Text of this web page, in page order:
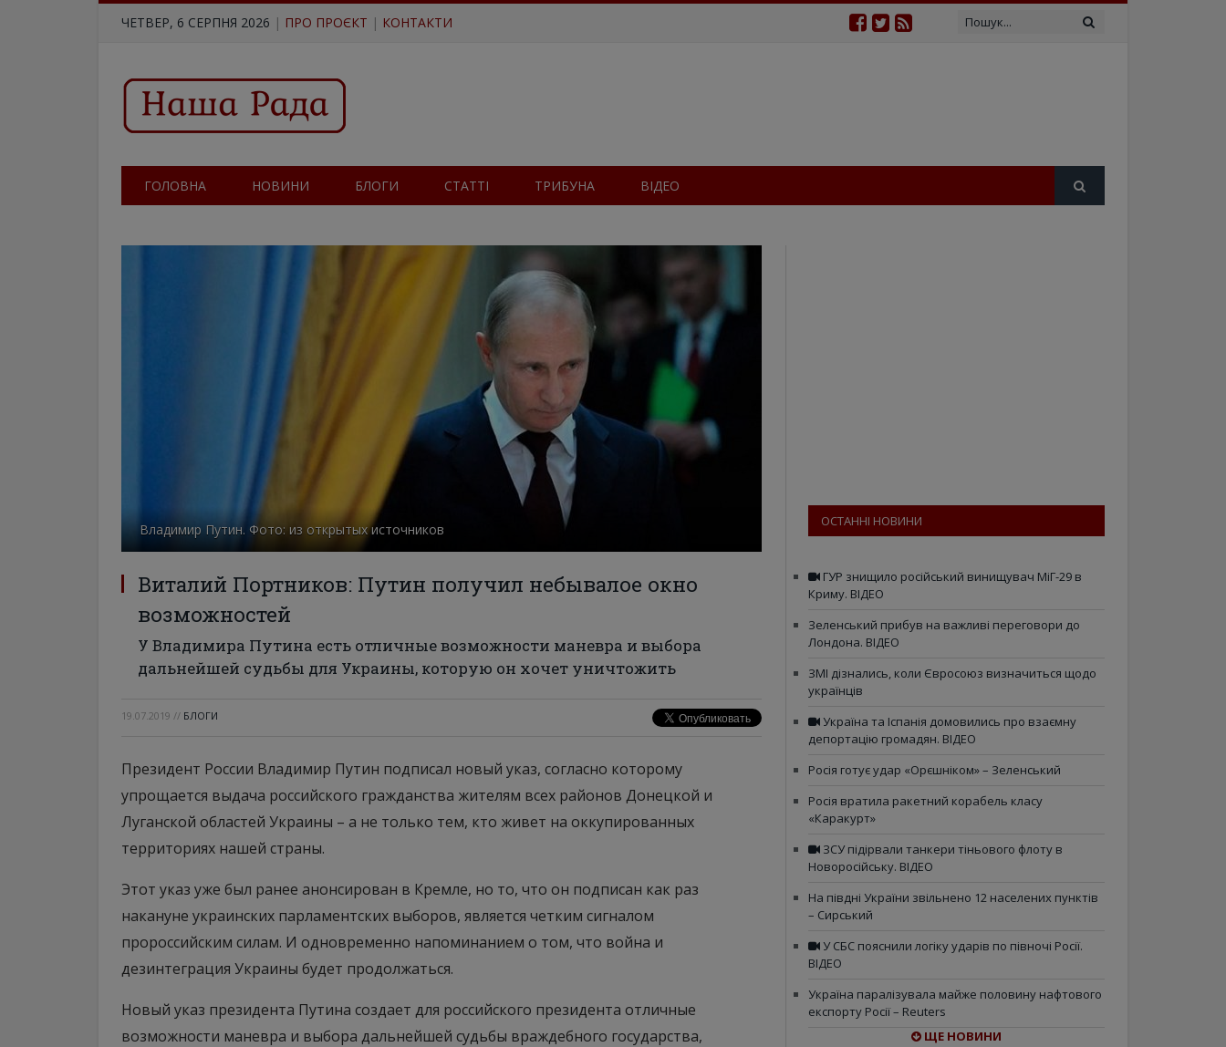
ЧЕТВЕР, 6 СЕРПНЯ 2026 | ПРО ПРОЄКТ | КОНТАКТИ
ГОЛОВНА НОВИНИ БЛОГИ СТАТТІ ТРИБУНА ВІДЕО
Владимир Путин. Фото: из открытых источников
Виталий Портников: Путин получил небывалое окно
возможностей
У Владимира Путина есть отличные возможности маневра и выбора
дальнейшей судьбы для Украины, которую он хочет уничтожить
19.07.2019 // БЛОГИ
Президент России Владимир Путин подписал новый указ, согласно которому
упрощается выдача российского гражданства жителям всех районов Донецкой и
Луганской областей Украины – а не только тем, кто живет на оккупированных
территориях нашей страны.
Этот указ уже был ранее анонсирован в Кремле, но то, что он подписан как раз
накануне украинских парламентских выборов, является четким сигналом
пророссийским силам. И одновременно напоминанием о том, что война и
дезинтеграция Украины будет продолжаться.
Новый указ президента Путина создает для российского президента отличные
возможности маневра и выбора дальнейшей судьбы враждебного государства,
ОСТАННІ НОВИНИ
ГУР знищило російський винищувач МіГ-29 в
Криму. ВІДЕО
Зеленський прибув на важливі переговори до
Лондона. ВІДЕО
ЗМІ дізнались, коли Євросоюз визначиться щодо
українців
Україна та Іспанія домовились про взаємну
депортацію громадян. ВІДЕО
Росія готує удар «Орєшніком» – Зеленський
Росія вратила ракетний корабель класу
«Каракурт»
ЗСУ підірвали танкери тіньового флоту в
Новоросійську. ВІДЕО
На півдні України звільнено 12 населених пунктів
– Сирський
У СБС пояснили логіку ударів по півночі Росії.
ВІДЕО
Україна паралізувала майже половину нафтового
експорту Росії – Reuters
ЩЕ НОВИНИ